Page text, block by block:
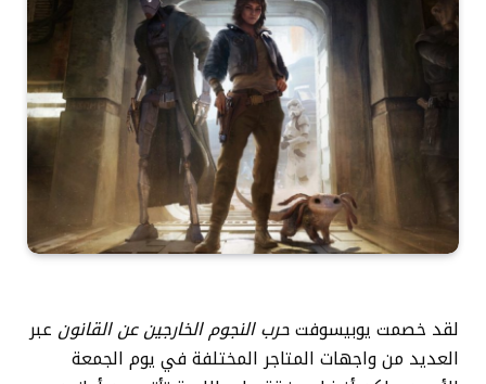
لقد خصمت يوبيسوفتحرب النجوم الخارجين عن القانون عبر
العديد من واجهات المتاجر المختلفة في يوم الجمعة